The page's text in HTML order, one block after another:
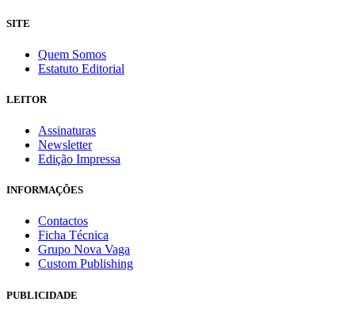
SITE
Quem Somos
Estatuto Editorial
LEITOR
Assinaturas
Newsletter
Edição Impressa
INFORMAÇÕES
Contactos
Ficha Técnica
Grupo Nova Vaga
Custom Publishing
PUBLICIDADE